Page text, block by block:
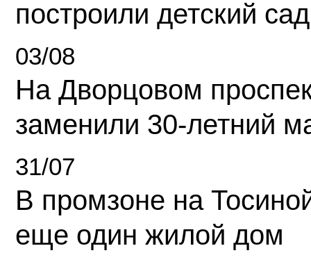
построили детский сад
03/08
На Дворцовом
заменили 30-летний
31/07
В промзоне на
еще один жилой дом